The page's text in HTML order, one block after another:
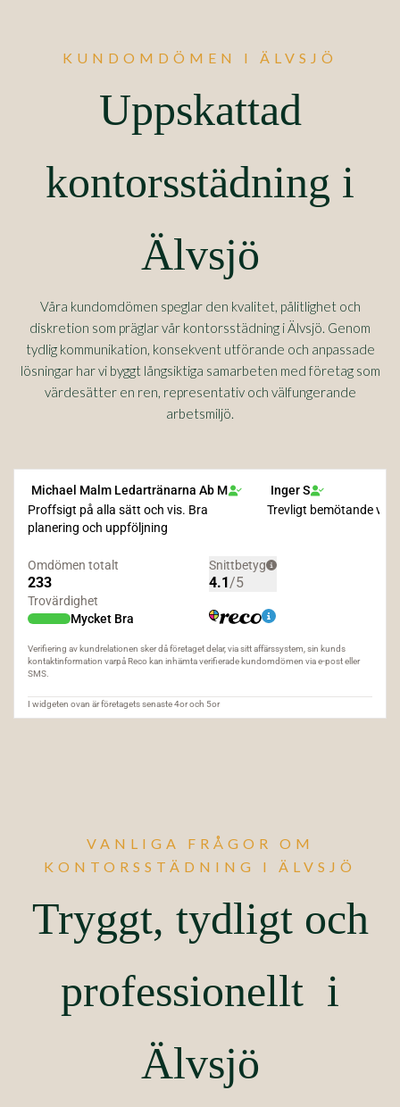
KUNDOMDÖMEN I ÄLVSJÖ
Uppskattad
kontorsstädning i
Älvsjö
Våra kundomdömen speglar den kvalitet, pålitlighet och
diskretion som präglar vår kontorsstädning i Älvsjö. Genom
tydlig kommunikation, konsekvent utförande och anpassade
lösningar har vi byggt långsiktiga samarbeten med företag som
värdesätter en ren, representativ och välfungerande
arbetsmiljö.
VANLIGA FRÅGOR OM
KONTORSSTÄDNING I ÄLVSJÖ
Tryggt, tydligt och
professionellt i
Älvsjö